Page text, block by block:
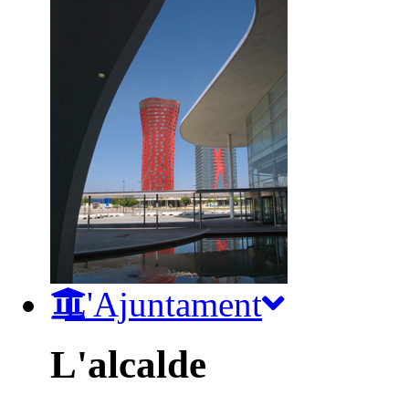
L'Ajuntament
L'alcalde